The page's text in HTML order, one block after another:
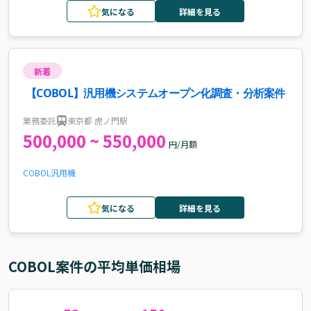
気になる 詳細を見る
新着
【COBOL】汎用機システムオープン化調査・分析案件
業務委託 東京都 虎ノ門駅
500,000 ~ 550,000 円/月額
COBOL 汎用機
気になる 詳細を見る
COBOL案件の平均単価相場